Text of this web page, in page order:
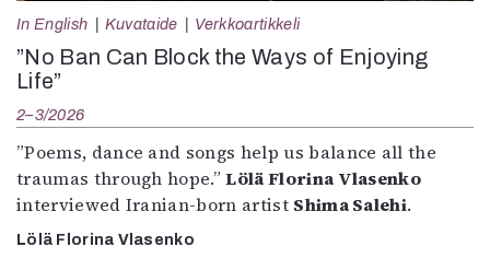
In English Kuvataide Verkkoartikkeli
”No Ban Can Block the Ways of Enjoying
Life”
2–3/2026
”Poems, dance and songs help us balance all the
traumas through hope.”Lölä Florina Vlasenko
interviewed Iranian-born artist Shima Salehi.
Lölä Florina Vlasenko